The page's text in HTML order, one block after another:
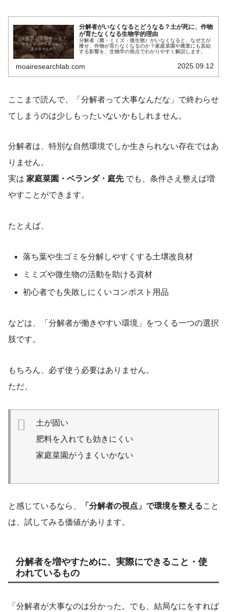
分解者がいなくなるとどうなる？土が死に、作物
が育たなくなる生物学的理由
分解者（菌・ミミズ・微生物）がいなくなると、なぜ土が
痩せ、作物が育たなくなるのか？家庭菜園や農業にも直結
する影響を、生物学の視点でわかりやすく解説します。
moairesearchlab.com 2025.09.12
ここまで読んで、「分解者って大事なんだな」で終わらせ
てしまうのは少しもったいないかもしれません。
分解者は、特別な自然環境でしか生きられない存在ではあ
りません。
実は 家庭菜園・ベランダ・庭先でも、条件さえ整えば増
やすことができます。
たとえば、
落ち葉や生ゴミを分解しやすくする土壌改良材
ミミズや微生物の活動を助ける資材
初心者でも失敗しにくいコンポスト用品
などは、「分解者が働きやすい環境」をつくる一つの選択
肢です。
もちろん、必ず使う必要はありません。
ただ、
土が固い
肥料を入れても効きにくい
家庭菜園がうまくいかない
と感じているなら、 「分解者の視点」で環境を整えること
は、試してみる価値があります。
分解者を増やすために、実際にできること・使
われているもの
「分解者が大事なのは分かった。でも、結局なにをすれば